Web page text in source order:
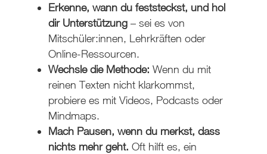
Erkenne, wann du feststeckst, und hol
dir Unterstützung– sei es von
Mitschüler:innen, Lehrkräften oder
Online-Ressourcen.
Wechsle die Methode: Wenn du mit
reinen Texten nicht klarkommst,
probiere es mit Videos, Podcasts oder
Mindmaps.
Mach Pausen, wenn du merkst, dass
nichts mehr geht. Oft hilft es, ein